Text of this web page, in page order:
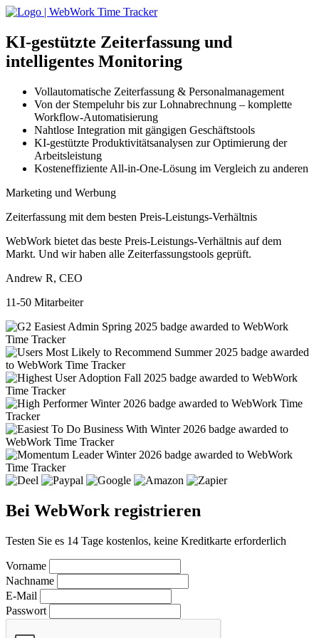
KI-gestützte Zeiterfassung und
intelligentes Monitoring
Vollautomatische Zeiterfassung & Personalmanagement
Von der Stempeluhr bis zur Lohnabrechnung – komplette
Workflow-Automatisierung
Nahtlose Integration mit gängigen Geschäftstools
KI-gestützte Produktivitätsanalysen zur Optimierung der
Arbeitsleistung
Kosteneffiziente All-in-One-Lösung im Vergleich zu anderen
Marketing und Werbung
Zeiterfassung mit dem besten Preis-Leistungs-Verhältnis
WebWork bietet das beste Preis-Leistungs-Verhältnis auf dem
Markt. Und wir haben alle Zeiterfassungstools geprüft.
Andrew R, CEO
11-50 Mitarbeiter
Bei WebWork registrieren
Testen Sie es 14 Tage kostenlos, keine Kreditkarte erforderlich
Vorname
Nachname
E-Mail
Passwort